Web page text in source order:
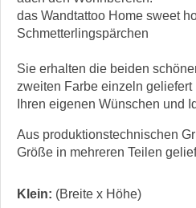
das Wandtattoo Home sweet
Schmetterlingspärchen
Sie erhalten die beiden
zweiten Farbe einzeln
Ihren eigenen Wünschen und
Aus produktionstechnischen
Größe in mehreren Teilen
Klein: (Breite x Höhe)